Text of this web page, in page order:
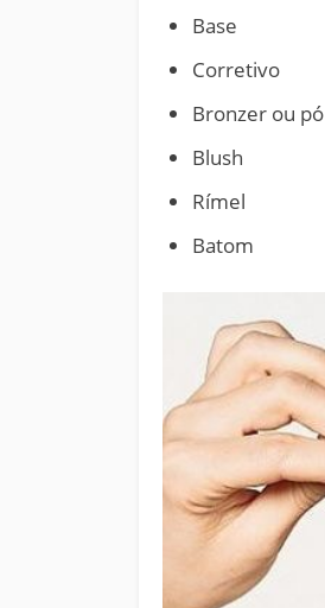
Base
Corretivo
Bronzer ou pó
Blush
Rímel
Batom